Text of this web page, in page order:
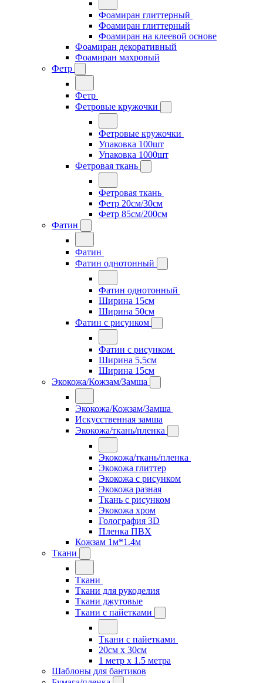
Фоамиран глиттерный
Фоамиран глиттерный
Фоамиран на клеевой основе
Фоамиран декоративный
Фоамиран махровый
Фетр
Фетр
Фетровые кружочки
Фетровые кружочки
Упаковка 100шт
Упаковка 1000шт
Фетровая ткань
Фетровая ткань
Фетр 20см/30см
Фетр 85см/200см
Фатин
Фатин
Фатин однотонный
Фатин однотонный
Ширина 15см
Ширина 50см
Фатин с рисунком
Фатин с рисунком
Ширина 5,5см
Ширина 15см
Экокожа/Кожзам/Замша
Экокожа/Кожзам/Замша
Искусственная замша
Экокожа/ткань/пленка
Экокожа/ткань/пленка
Экокожа глиттер
Экокожа с рисунком
Экокожа разная
Ткань с рисунком
Экокожа хром
Голография 3D
Пленка ПВХ
Кожзам 1м*1.4м
Ткани
Ткани
Ткани для рукоделия
Ткани джутовые
Ткани с пайетками
Ткани с пайетками
20см х 30см
1 метр х 1.5 метра
Шаблоны для бантиков